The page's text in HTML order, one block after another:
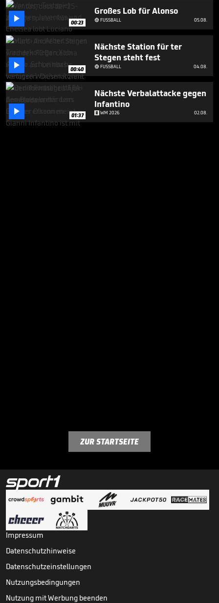
 00:23
Großes Lob für Alonso
FUSSBALL 05.08.
 00:40
Nächste Station für ter
Stegen steht fest
FUSSBALL 04.08.
 01:37
Nächste Verbalattacke gegen
Infantino
WM 2026 02.08.
ZUR STARTSEITE
Impressum
Datenschutzhinweise
Datenschutzeinstellungen
Nutzungsbedingungen
Nutzung mit Werbung beenden